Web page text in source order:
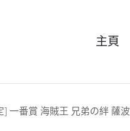
主頁
] 一番賞 海賊王 兄弟の絆 薩波